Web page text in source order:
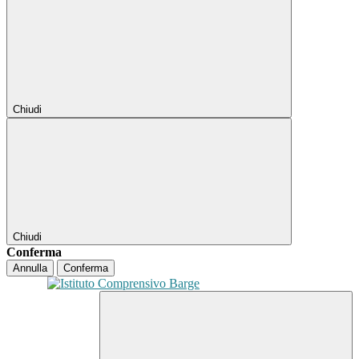
Chiudi
Chiudi
Conferma
Annulla Conferma